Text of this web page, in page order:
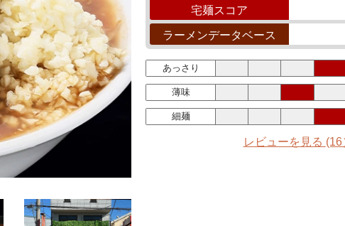
宅麺スコア
ラーメンデータベース
あっさり
薄味
細麺
レビューを見る (16